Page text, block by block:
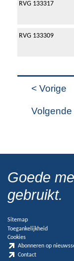
RVG 133317
RVG 133309
< Vorige
Volgende
Goede
gebruikt.
Sitemap
Toegankelijkheid
Cookies
Abonneren op
Contact